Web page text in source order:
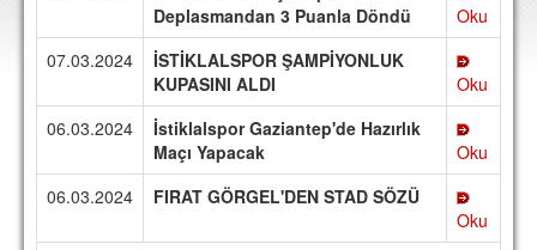
BİLETLER
DEPLASMAN
LİSANSLI ÜRÜNLER
MULTİMEDYA
FOTOĞRAF & VİDEOLAR
MARŞ & TEZAHÜRATLAR
Deplasmandan 3 Puanla Döndü
Oku
07.03.2024
İSTİKLALSPOR ŞAMPİYONLUK
KUPASINI ALDI
Oku
06.03.2024
İstiklalspor Gaziantep'de Hazırlık
Maçı Yapacak
Oku
06.03.2024
FIRAT GÖRGEL'DEN STAD SÖZÜ
Oku